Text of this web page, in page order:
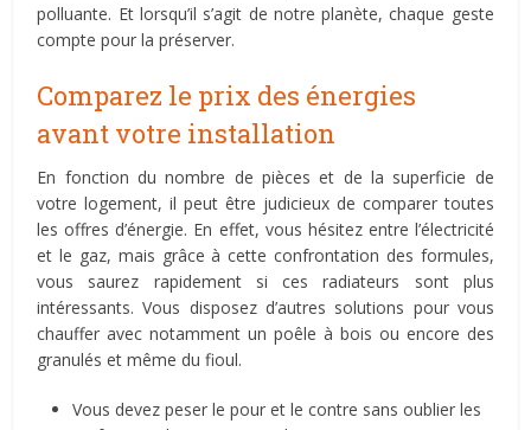
polluante. Et lorsqu’il s’agit de notre planète, chaque geste
compte pour la préserver.
Comparez le prix des énergies
avant votre installation
En fonction du nombre de pièces et de la superficie de
votre logement, il peut être judicieux de comparer toutes
les offres d’énergie. En effet, vous hésitez entre l’électricité
et le gaz, mais grâce à cette confrontation des formules,
vous saurez rapidement si ces radiateurs sont plus
intéressants. Vous disposez d’autres solutions pour vous
chauffer avec notamment un poêle à bois ou encore des
granulés et même du fioul.
Vous devez peser le pour et le contre sans oublier les